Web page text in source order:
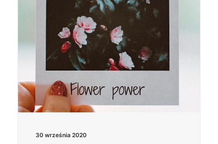
30 września 2020